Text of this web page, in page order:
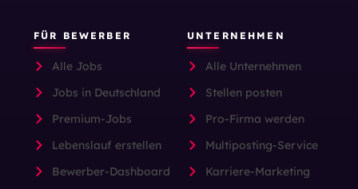
FÜR BEWERBER
Alle Jobs
Jobs in Deutschland
Premium-Jobs
Lebenslauf erstellen
Bewerber-Dashboard
UNTERNEHMEN
Alle Unternehmen
Stellen posten
Pro-Firma werden
Multiposting-Service
Karriere-Marketing